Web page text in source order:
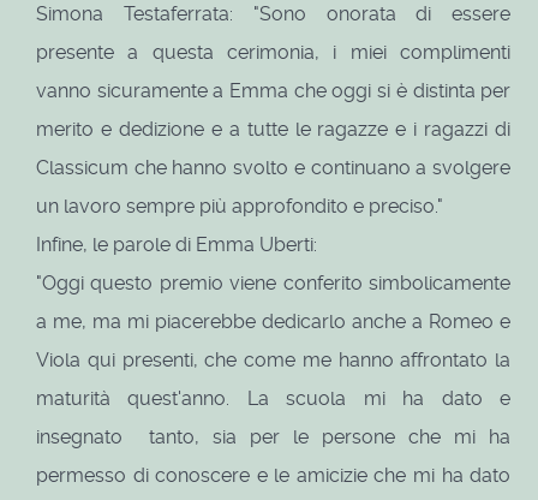
Simona Testaferrata: "Sono onorata di essere
presente a questa cerimonia, i miei complimenti
vanno sicuramente a Emma che oggi si è distinta per
merito e dedizione e a tutte le ragazze e i ragazzi di
Classicum che hanno svolto e continuano a svolgere
un lavoro sempre più approfondito e preciso."
Infine, le parole di Emma Uberti:
"Oggi questo premio viene conferito simbolicamente
a me, ma mi piacerebbe dedicarlo anche a Romeo e
Viola qui presenti, che come me hanno affrontato la
maturità quest'anno. La scuola mi ha dato e
insegnato tanto, sia per le persone che mi ha
permesso di conoscere e le amicizie che mi ha dato